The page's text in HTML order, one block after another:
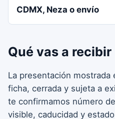
CDMX, Neza o envío
Qué vas a recibir
La presentación
ficha, cerrada y sujeta a
te confirmamos número
visible, caducidad y